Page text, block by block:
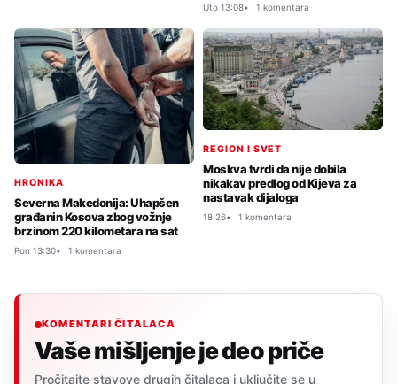
Uto 13:08 1 komentara
HRONIKA
Severna Makedonija: Uhapšen
građanin Kosova zbog vožnje
brzinom 220 kilometara na sat
Pon 13:30 1 komentara
REGION I SVET
Moskva tvrdi da nije dobila
nikakav predlog od Kijeva za
nastavak dijaloga
18:26 1 komentara
KOMENTARI ČITALACA
Vaše mišljenje je deo priče
Pročitajte stavove drugih čitalaca i uključite se u